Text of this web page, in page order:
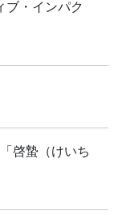
ブ・インパク
啓蟄（けいち